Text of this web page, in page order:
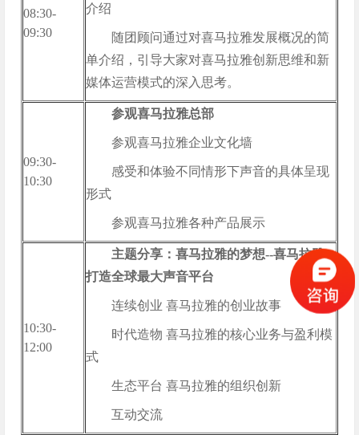
08:30-
09:30
介绍
随团顾问通过对喜马拉雅发展概况的简
单介绍，引导大家对喜马拉雅创新思维和新
媒体运营模式的深入思考。
09:30-
10:30
参观喜马拉雅总部
参观喜马拉雅企业文化墙
感受和体验不同情形下声音的具体呈现
形式
参观喜马拉雅各种产品展示
10:30-
12:00
主题分享：喜马拉雅的梦想--喜马拉雅
打造全球最大声音平台
连续创业 喜马拉雅的创业故事
时代造物 喜马拉雅的核心业务与盈利模
式
生态平台 喜马拉雅的组织创新
互动交流